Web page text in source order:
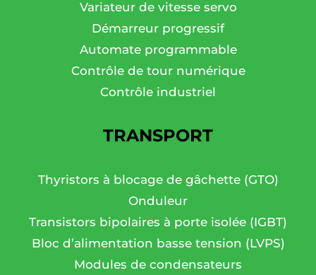
Variateur de vitesse servo
Démarreur progressif
Automate programmable
Contrôle de tour numérique
Contrôle industriel
TRANSPORT
Thyristors à blocage de gâchette (GTO)
Onduleur
Transistors bipolaires à porte isolée (IGBT)
Bloc d’alimentation basse tension (LVPS)
Modules de condensateurs